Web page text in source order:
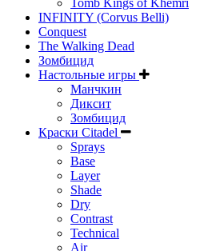
Tomb Kings of Khemri
INFINITY (Corvus Belli)
Conquest
The Walking Dead
Зомбицид
Настольные игры
Манчкин
Диксит
Зомбицид
Краски Citadel
Sprays
Base
Layer
Shade
Dry
Contrast
Technical
Air